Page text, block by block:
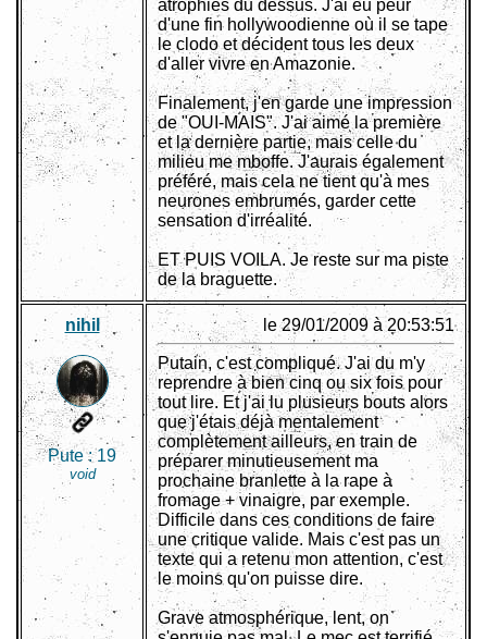
atrophiés du dessus. J'ai eu peur
d'une fin hollywoodienne où il se tape
le clodo et décident tous les deux
d'aller vivre en Amazonie.
Finalement, j'en garde une impression
de "OUI-MAIS". J'ai aimé la première
et la dernière partie, mais celle du
milieu me mboffe. J'aurais également
préféré, mais cela ne tient qu'à mes
neurones embrumés, garder cette
sensation d'irréalité.
ET PUIS VOILA. Je reste sur ma piste
de la braguette.
nihil
Pute :19
void
le 29/01/2009 à 20:53:51
Putain, c'est compliqué. J'ai du m'y
reprendre à bien cinq ou six fois pour
tout lire. Et j'ai lu plusieurs bouts alors
que j'étais déjà mentalement
complètement ailleurs, en train de
préparer minutieusement ma
prochaine branlette à la rape à
fromage + vinaigre, par exemple.
Difficile dans ces conditions de faire
une critique valide. Mais c'est pas un
texte qui a retenu mon attention, c'est
le moins qu'on puisse dire.
Grave atmosphérique, lent, on